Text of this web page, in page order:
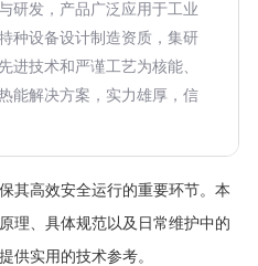
研发，产品广泛应用于工业
种设备设计制造资质，集研
进技术和严谨工艺为核能、
能解决方案，实力雄厚，信
其高效安全运行的重要环节。本
理、具体规范以及日常维护中的
供实用的技术参考。